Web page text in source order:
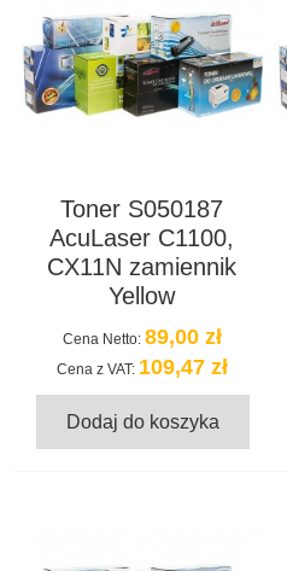
Toner S050187
AcuLaser C1100,
CX11N zamiennik
Yellow
Cena Netto: 89,00 zł
Cena z VAT: 109,47 zł
Dodaj do koszyka